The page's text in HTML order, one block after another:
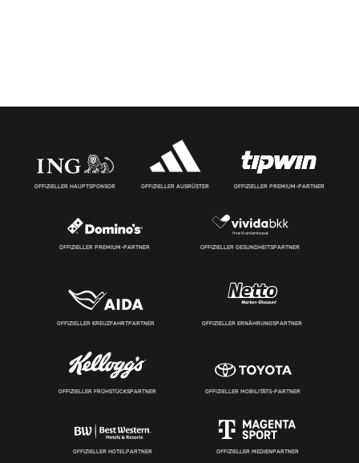
OFFIZIELLER HAUPTSPONSOR OFFIZIELLER AUSRÜSTER OFFIZIELLER PREMIUM-PARTNER
OFFIZIELLER PREMIUM-PARTNER OFFIZIELLER GESUNDHEITSPARTNER
OFFIZIELLER KREUZFAHRTPARTNER OFFIZIELLER ERNÄHRUNGSPARTNER
OFFIZIELLER FRÜHSTÜCKSPARTNER OFFIZIELLER MOBILITÄTS-PARTNER
OFFIZIELLER HOTELPARTNER OFFIZIELLER MEDIENPARTNER